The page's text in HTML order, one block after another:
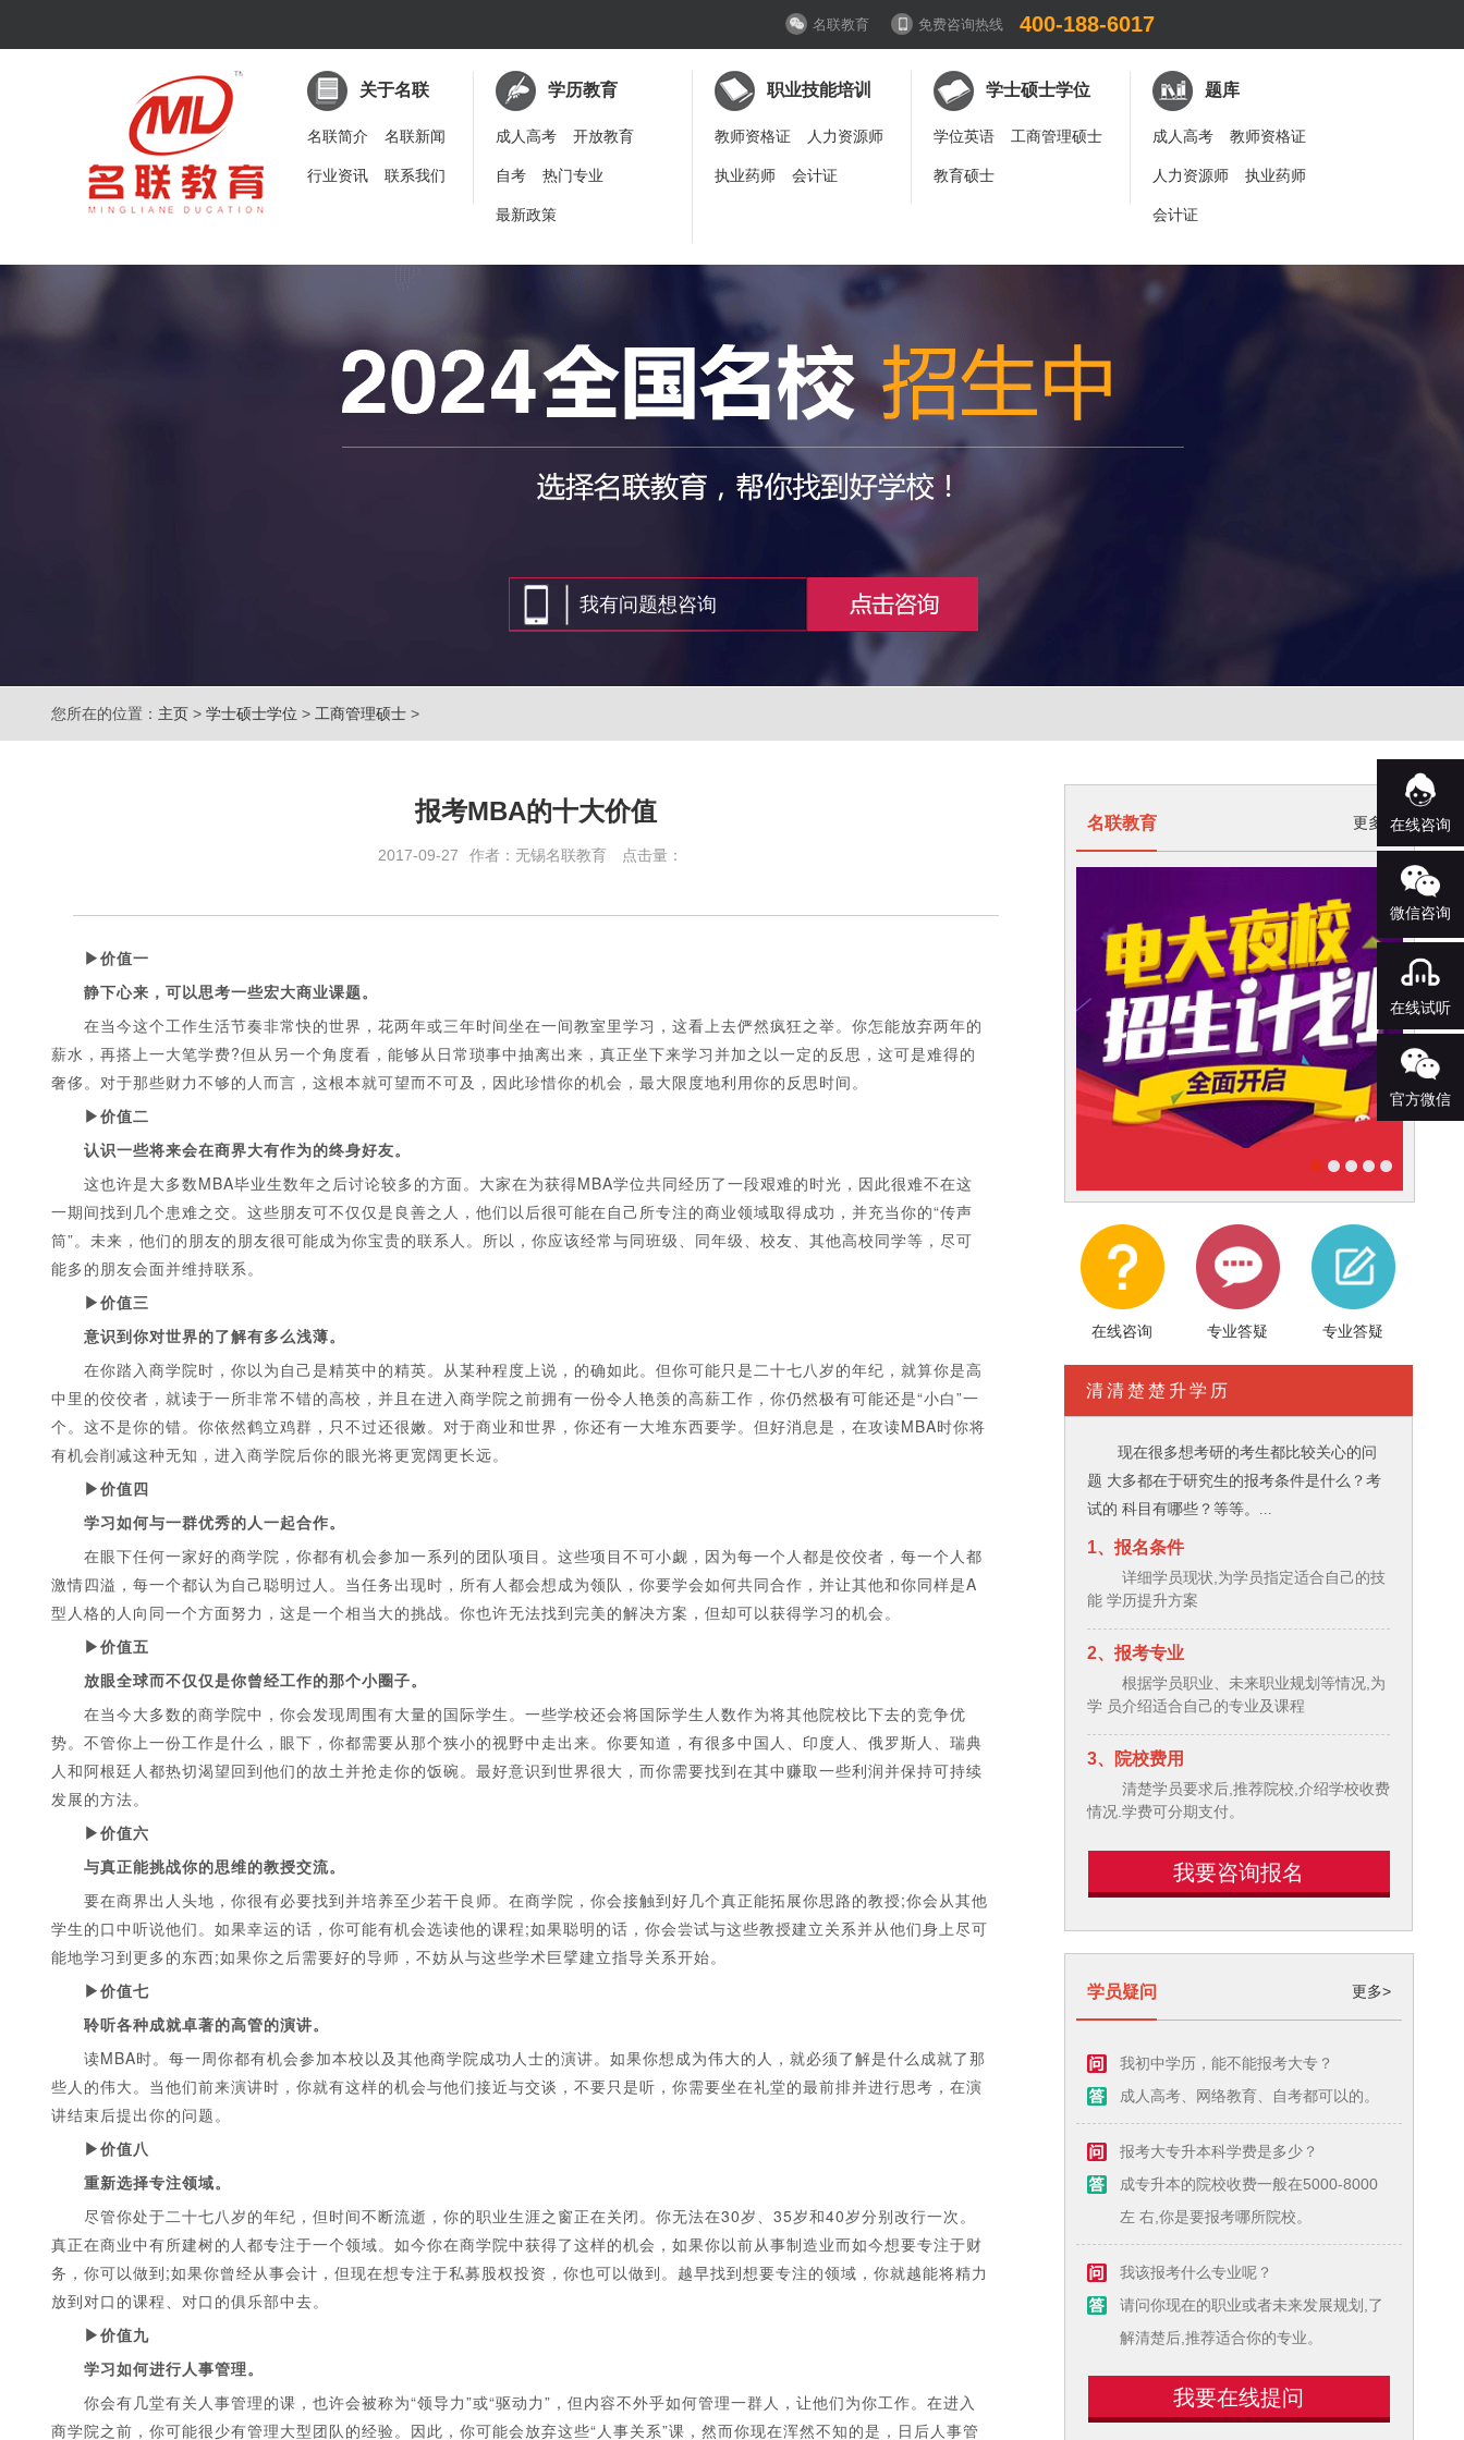
名联教育 免费咨询热线 400-188-6017
关于名联
名联简介 名联新闻
行业资讯 联系我们
学历教育
成人高考 开放教育
自考 热门专业
最新政策
职业技能培训
教师资格证 人力资源师
执业药师 会计证
学士硕士学位
学位英语 工商管理硕士
教育硕士
题库
成人高考 教师资格证
人力资源师 执业药师
会计证
您所在的位置： 主页 > 学士硕士学位 > 工商管理硕士 >
报考MBA的十大价值
2017-09-27 作者：无锡名联教育 点击量：
▶价值一
静下心来，可以思考一些宏大商业课题。
在当今这个工作生活节奏非常快的世界，花两年或三年时间坐在一间教室里学习，这看上去俨然疯狂之举。你怎能放弃两年的
薪水，再搭上一大笔学费?但从另一个角度看，能够从日常琐事中抽离出来，真正坐下来学习并加之以一定的反思，这可是难得的
奢侈。对于那些财力不够的人而言，这根本就可望而不可及，因此珍惜你的机会，最大限度地利用你的反思时间。
▶价值二
认识一些将来会在商界大有作为的终身好友。
这也许是大多数MBA毕业生数年之后讨论较多的方面。大家在为获得MBA学位共同经历了一段艰难的时光，因此很难不在这
一期间找到几个患难之交。这些朋友可不仅仅是良善之人，他们以后很可能在自己所专注的商业领域取得成功，并充当你的“传声
筒”。未来，他们的朋友的朋友很可能成为你宝贵的联系人。所以，你应该经常与同班级、同年级、校友、其他高校同学等，尽可
能多的朋友会面并维持联系。
▶价值三
意识到你对世界的了解有多么浅薄。
在你踏入商学院时，你以为自己是精英中的精英。从某种程度上说，的确如此。但你可能只是二十七八岁的年纪，就算你是高
中里的佼佼者，就读于一所非常不错的高校，并且在进入商学院之前拥有一份令人艳羡的高薪工作，你仍然极有可能还是“小白”一
个。这不是你的错。你依然鹤立鸡群，只不过还很嫩。对于商业和世界，你还有一大堆东西要学。但好消息是，在攻读MBA时你将
有机会削减这种无知，进入商学院后你的眼光将更宽阔更长远。
▶价值四
学习如何与一群优秀的人一起合作。
在眼下任何一家好的商学院，你都有机会参加一系列的团队项目。这些项目不可小觑，因为每一个人都是佼佼者，每一个人都
激情四溢，每一个都认为自己聪明过人。当任务出现时，所有人都会想成为领队，你要学会如何共同合作，并让其他和你同样是A
型人格的人向同一个方面努力，这是一个相当大的挑战。你也许无法找到完美的解决方案，但却可以获得学习的机会。
▶价值五
放眼全球而不仅仅是你曾经工作的那个小圈子。
在当今大多数的商学院中，你会发现周围有大量的国际学生。一些学校还会将国际学生人数作为将其他院校比下去的竞争优
势。不管你上一份工作是什么，眼下，你都需要从那个狭小的视野中走出来。你要知道，有很多中国人、印度人、俄罗斯人、瑞典
人和阿根廷人都热切渴望回到他们的故土并抢走你的饭碗。最好意识到世界很大，而你需要找到在其中赚取一些利润并保持可持续
发展的方法。
▶价值六
与真正能挑战你的思维的教授交流。
要在商界出人头地，你很有必要找到并培养至少若干良师。在商学院，你会接触到好几个真正能拓展你思路的教授;你会从其他
学生的口中听说他们。如果幸运的话，你可能有机会选读他的课程;如果聪明的话，你会尝试与这些教授建立关系并从他们身上尽可
能地学习到更多的东西;如果你之后需要好的导师，不妨从与这些学术巨擘建立指导关系开始。
▶价值七
聆听各种成就卓著的高管的演讲。
读MBA时。每一周你都有机会参加本校以及其他商学院成功人士的演讲。如果你想成为伟大的人，就必须了解是什么成就了那
些人的伟大。当他们前来演讲时，你就有这样的机会与他们接近与交谈，不要只是听，你需要坐在礼堂的最前排并进行思考，在演
讲结束后提出你的问题。
▶价值八
重新选择专注领域。
尽管你处于二十七八岁的年纪，但时间不断流逝，你的职业生涯之窗正在关闭。你无法在30岁、35岁和40岁分别改行一次。
真正在商业中有所建树的人都专注于一个领域。如今你在商学院中获得了这样的机会，如果你以前从事制造业而如今想要专注于财
务，你可以做到;如果你曾经从事会计，但现在想专注于私募股权投资，你也可以做到。越早找到想要专注的领域，你就越能将精力
放到对口的课程、对口的俱乐部中去。
▶价值九
学习如何进行人事管理。
你会有几堂有关人事管理的课，也许会被称为“领导力”或“驱动力”，但内容不外乎如何管理一群人，让他们为你工作。在进入
商学院之前，你可能很少有管理大型团队的经验。因此，你可能会放弃这些“人事关系”课，然而你现在浑然不知的是，日后人事管
名联教育 更多>
在线咨询 专业答疑 专业答疑
清清楚楚升学历
现在很多想考研的考生都比较关心的问
题 大多都在于研究生的报考条件是什么？考
试的 科目有哪些？等等。...
1、报名条件
详细学员现状,为学员指定适合自己的技
能 学历提升方案
2、报考专业
根据学员职业、未来职业规划等情况,为
学 员介绍适合自己的专业及课程
3、院校费用
清楚学员要求后,推荐院校,介绍学校收费
情况.学费可分期支付。
我要咨询报名
学员疑问 更多>
我初中学历，能不能报考大专？
成人高考、网络教育、自考都可以的。
报考大专升本科学费是多少？
成专升本的院校收费一般在5000-8000
左 右,你是要报考哪所院校。
我该报考什么专业呢？
请问你现在的职业或者未来发展规划,了
解清楚后,推荐适合你的专业。
我要在线提问
在线咨询
微信咨询
在线试听
官方微信